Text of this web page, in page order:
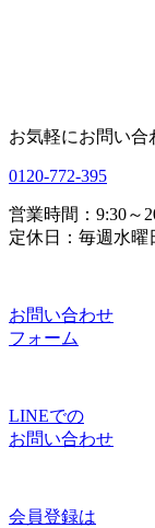
お気軽にお問い合
0120-772-395
営業時間：9:30～
定休日：毎週水曜
お問い合わせ
フォーム
LINEでの
お問い合わせ
会員登録は